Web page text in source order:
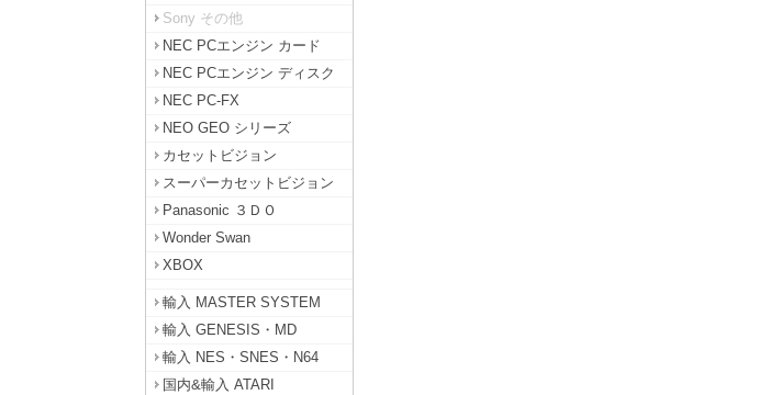
Sony その他
NEC PCエンジン カード
NEC PCエンジン ディスク
NEC PC-FX
NEO GEO シリーズ
カセットビジョン
スーパーカセットビジョン
Panasonic ３ＤＯ
Wonder Swan
XBOX
輸入 MASTER SYSTEM
輸入 GENESIS・MD
輸入 NES・SNES・N64
国内&輸入 ATARI